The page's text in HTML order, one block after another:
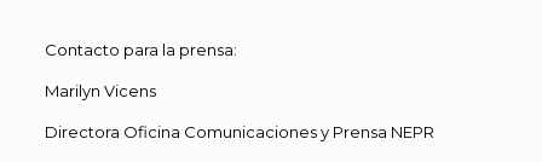
Contacto para la prensa:
Marilyn Vicens
Directora Oficina Comunicaciones y Prensa NEPR